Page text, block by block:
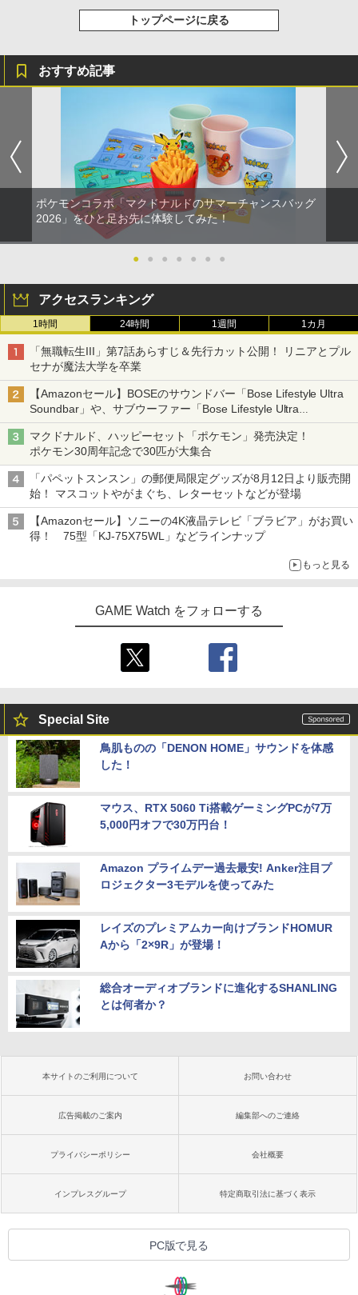
トップページに戻る
おすすめ記事
ポケモンコラボ「マクドナルドのサマーチャンスバッグ
2026」をひと足お先に体験してみた！
● ● ● ● ● ● ●
アクセスランキング
1時間 24時間 1週間 1カ月
「無職転生III」第7話あらすじ＆先行カット公開！ リニアとプル
セナが魔法大学を卒業
【Amazonセール】BOSEのサウンドバー「Bose Lifestyle Ultra
Soundbar」や、サブウーファー「Bose Lifestyle Ultra
Subwoofer」などお買い得！
マクドナルド、ハッピーセット「ポケモン」発売決定！
ポケモン30周年記念で30匹が大集合
「パペットスンスン」の郵便局限定グッズが8月12日より販売開
始！ マスコットやがまぐち、レターセットなどが登場
【Amazonセール】ソニーの4K液晶テレビ「ブラビア」がお買い
得！ 75型「KJ-75X75WL」などラインナップ
もっと見る
GAME Watch をフォローする
Special Site
鳥肌ものの「DENON HOME」サウンドを体感
した！
マウス、RTX 5060 Ti搭載ゲーミングPCが7万
5,000円オフで30万円台！
Amazon プライムデー過去最安! Anker注目プ
ロジェクター3モデルを使ってみた
レイズのプレミアムカー向けブランドHOMUR
Aから「2×9R」が登場！
総合オーディオブランドに進化するSHANLING
とは何者か？
本サイトのご利用について お問い合わせ
広告掲載のご案内 編集部へのご連絡
プライバシーポリシー 会社概要
インプレスグループ 特定商取引法に基づく表示
PC版で見る